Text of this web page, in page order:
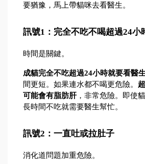
要猶豫，馬上帶貓咪去看醫生。
訊號1：完全不吃不喝超過24小
時間是關鍵。
成貓完全不吃超過24小時就要看醫
間更短。如果連水都不喝更危險。
可能會有脂肪肝，非常危險。即使
長時間不吃就需要醫生幫忙。
訊號2：一直吐或拉肚子
消化道問題加重危險。